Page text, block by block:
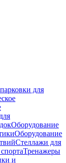
для
Оборудование
Оборудование
Стеллажи для
Тренажеры
и